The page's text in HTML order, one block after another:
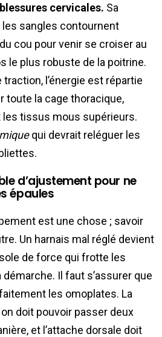
cervicales. Sa
sangles contournent
cou pour venir se croiser au
le plus robuste de la poitrine.
traction, l’énergie est répartie
toute la cage thoracique,
tissus mous supérieurs.
qui devrait reléguer les
d’ajustement pour ne
épaules
est une chose ; savoir
Un harnais mal réglé devient
de force qui frotte les
Il faut s’assurer que
les omoplates. La
doit pouvoir passer deux
et l’attache dorsale doit